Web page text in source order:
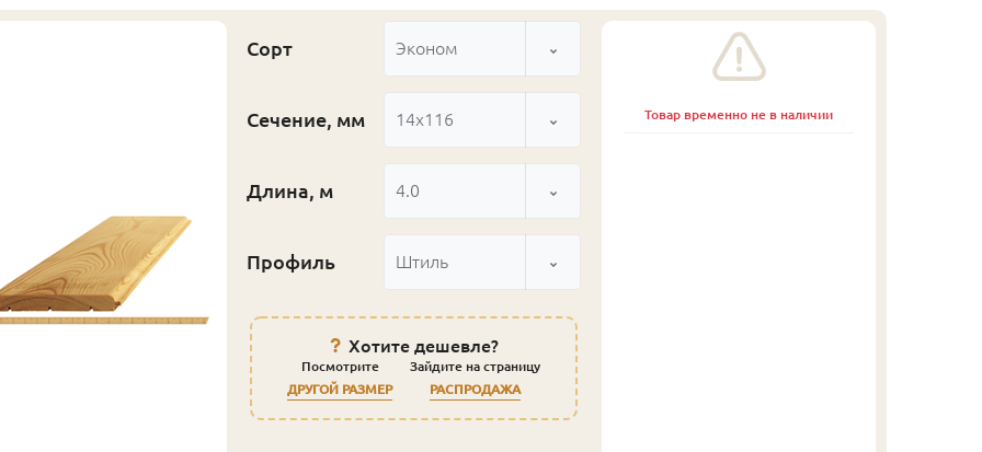
Сорт Эконом
Сечение, мм 14x116
Длина, м 4.0
Профиль Штиль
Хотите дешевле?
Посмотрите
ДРУГОЙ РАЗМЕР
Зайдите на страницу
РАСПРОДАЖА
Товар временно не в наличии